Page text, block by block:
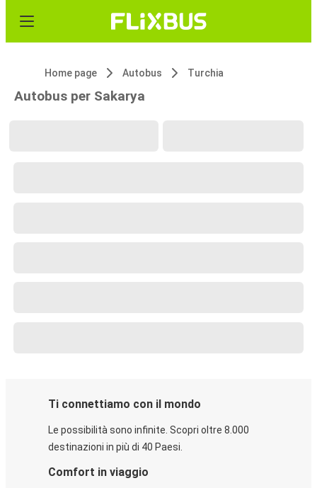
Home page Autobus Turchia
Autobus per Sakarya
Ti connettiamo con il mondo
Le possibilità sono infinite. Scopri oltre 8.000
destinazioni in più di 40 Paesi.
Comfort in viaggio